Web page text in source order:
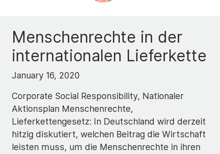
Menschenrechte in der
internationalen Lieferkette
January 16, 2020
Corporate Social Responsibility, Nationaler
Aktionsplan Menschenrechte,
Lieferkettengesetz: In Deutschland wird derzeit
hitzig diskutiert, welchen Beitrag die Wirtschaft
leisten muss, um die Menschenrechte in ihren